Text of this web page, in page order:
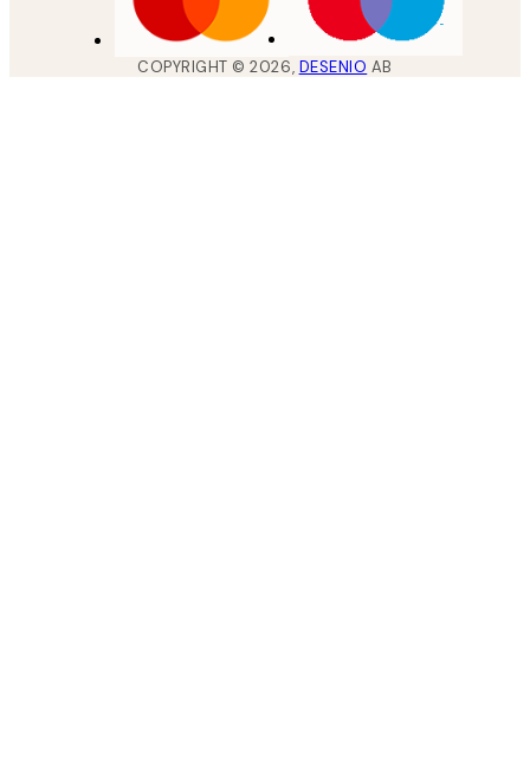
COPYRIGHT ©2026, DESENIO AB